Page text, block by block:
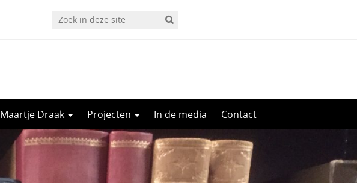
Maartje Draak Projecten In de media Contact